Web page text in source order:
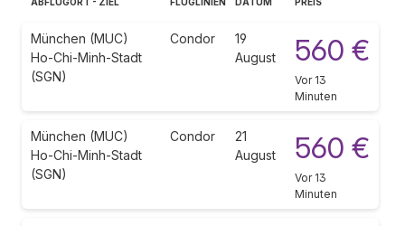
München (MUC)
Ho-Chi-Minh-Stadt
(SGN)
Condor
19
August
560 €
Vor 13
Minuten
München (MUC)
Ho-Chi-Minh-Stadt
(SGN)
Condor
21
August
560 €
Vor 13
Minuten